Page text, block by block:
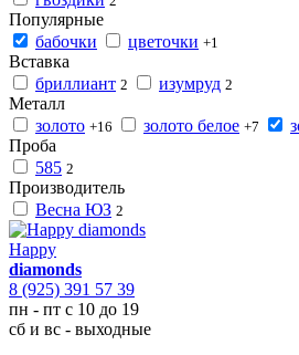
Популярные
бабочки
цветочки +1
Вставка
бриллиант 2 изумруд 2
Металл
золото +16 золото белое +7
Проба
585 2
Производитель
Весна ЮЗ 2
Happy
diamonds
8 (925) 391 57 39
пн - пт с 10 до 19
сб и вс - выходные